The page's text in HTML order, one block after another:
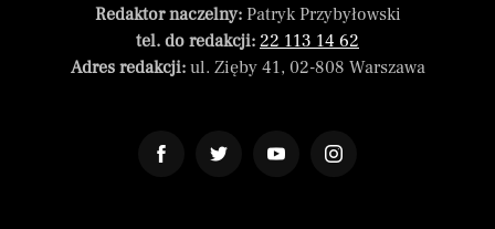
Redaktor naczelny:Patryk Przybyłowski
tel. do redakcji: 22 113 14 62
Adres redakcji:ul. Zięby 41, 02-808 Warszawa